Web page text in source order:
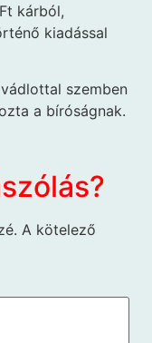
kárból,
kiadással
szemben
a bíróságnak.
A kötelező